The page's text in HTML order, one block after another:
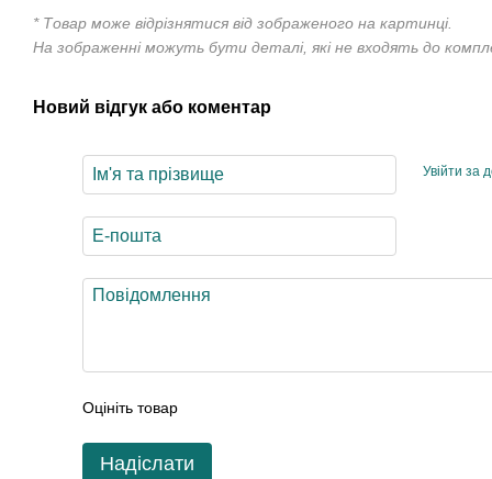
* Товар може відрізнятися від зображеного на картинці.
На зображенні можуть бути деталі, які не входять до
Новий відгук або коментар
Увійти за
Оцініть товар
Надіслати